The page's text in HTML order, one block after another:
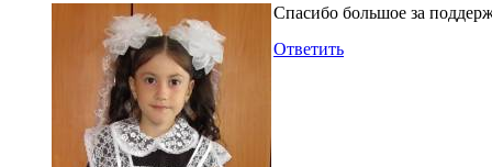
Спасибо большое за
Ответить